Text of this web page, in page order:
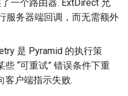
一个路由器. ExtDirect 允
服务器端回调，而无需额外
是 Pyramid 的执行策
“可重试” 错误条件下重
客户端指示失败.